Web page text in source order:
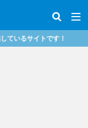
るサイトです！